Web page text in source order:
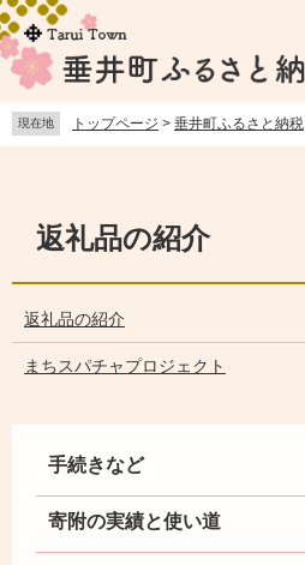
ペ
ー
ジ
先
頭
メ
ニ
ュ
を
飛
へ
現在地 トップページ > 垂井町ふるさと納税
返礼品の紹介
返礼品の紹介
まちスパチャプロジェクト
手続きなど
寄附の実績と使い道